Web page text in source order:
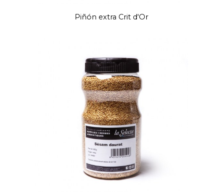
Piñón extra Crit d'Or